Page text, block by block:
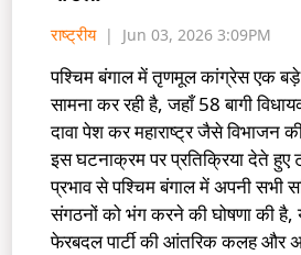
राष्ट्रीय Jun 03, 2026 3:09PM
पश्चिम बंगाल में तृणमूल कांग्रेस एक
सामना कर रही है, जहाँ 58 बागी
दावा पेश कर महाराष्ट्र जैसे विभाजन
इस घटनाक्रम पर प्रतिक्रिया देते हुए
प्रभाव से पश्चिम बंगाल में अपनी सभी
संगठनों को भंग करने की घोषणा की
फेरबदल पार्टी की आंतरिक कलह और